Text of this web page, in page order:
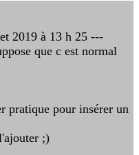
2019 à 13 h 25 ---
que c est normal
pratique pour insérer un
;)